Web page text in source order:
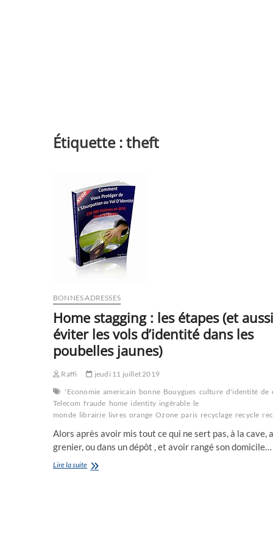
Étiquette :theft
BONNES ADRESSES
Home stagging : les étapes (et aussi
éviter les vols d’identité dans les
poubelles jaunes)
Raffi
jeudi 11 juillet 2019
'Economie americain bonne Bouygues culture d'identité de
Telecom fraude home identity ingérable le
monde librairie livres orange Ozone paris recyclage recycle
Alors après avoir mis tout ce qui ne sert pas, à la cave,
grenier, ou dans un dépôt , et avoir rangé son domicile…
Lire la suiteHome